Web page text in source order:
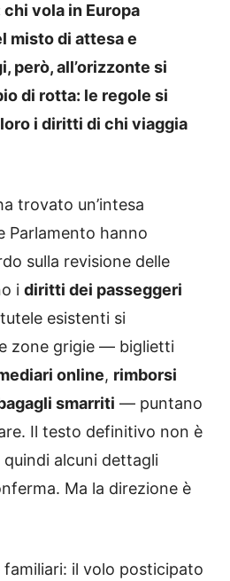
vola in Europa
misto di attesa e
però, all’orizzonte si
di rotta: le regole si
i diritti di chi viaggia
trovato un’intesa
Parlamento hanno
sulla revisione delle
i diritti dei passeggeri
esistenti si
zone grigie — biglietti
online, rimborsi
smarriti — puntano
Il testo definitivo non è
alcuni dettagli
Ma la direzione è
familiari: il volo posticipato